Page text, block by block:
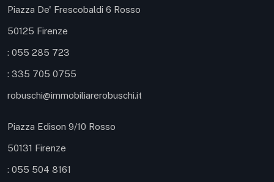
Piazza De' Frescobaldi 6 Rosso
50125 Firenze
: 055 285 723
: 335 705 0755
robuschi@immobiliarerobuschi.it
Piazza Edison 9/10 Rosso
50131 Firenze
: 055 504 8161